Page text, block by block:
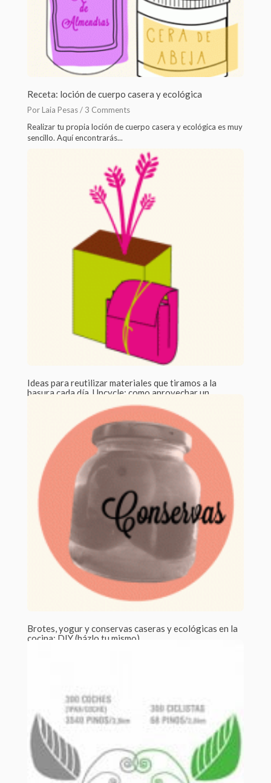
Receta: loción de cuerpo casera y ecológica
Por Laia Pesas / 3 Comments
Realizar tu propia loción de cuerpo casera y ecológica es muy
sencillo. Aquí encontrarás...
Ideas para reutilizar materiales que tiramos a la
basura cada día. Upcycle: como aprovechar un
Por Laia Pesas /3 Comments
¿Has oído hablar del concepto Upcycle? Algo te sonará, pues,
afortunadamente ¡Está bastante de...
Brotes, yogur y conservas caseras y ecológicas en la
cocina: DIY (házlo tu mismo)